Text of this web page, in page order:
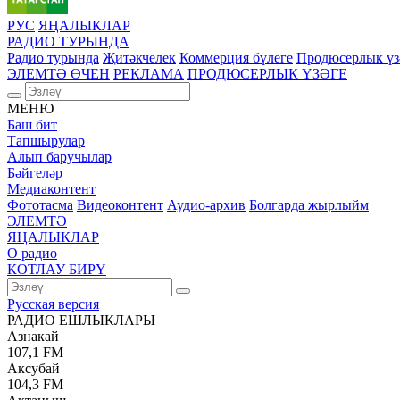
РУС ЯҢАЛЫКЛАР
РАДИО ТУРЫНДА
Радио турында Җитәкчелек Коммерция бүлеге Продюсерлык
ЭЛЕМТӘ ӨЧЕН РЕКЛАМА ПРОДЮСЕРЛЫК ҮЗӘГЕ
МЕНЮ
Баш бит
Тапшырулар
Алып баручылар
Бәйгеләр
Медиаконтент
Фототасма Видеоконтент Аудио-архив Болгарда жырлыйм
ЭЛЕМТӘ
ЯҢАЛЫКЛАР
О радио
КОТЛАУ БИРҮ
Русская версия
РАДИО ЕШЛЫКЛАРЫ
Азнакай
107,1 FM
Аксубай
104,3 FM